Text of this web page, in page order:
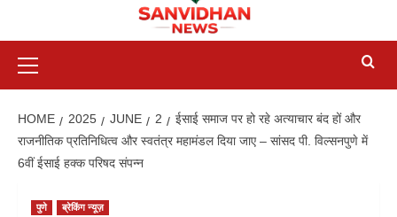
HOME 2025 JUNE 2
ईसाई समाज पर हो रहे अत्याचार बंद हों और
राजनीतिक प्रतिनिधित्व और स्वतंत्र महामंडल दिया जाए – सांसद पी. विल्सनपुणे में
6वीं ईसाई हक्क परिषद संपन्न
पुणे ब्रेकिंग न्यूज़